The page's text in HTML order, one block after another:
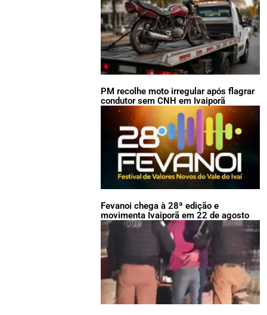
PM recolhe moto irregular após flagrar
condutor sem CNH em Ivaiporã
Fevanoi chega à 28ª edição e
movimenta Ivaiporã em 22 de agosto